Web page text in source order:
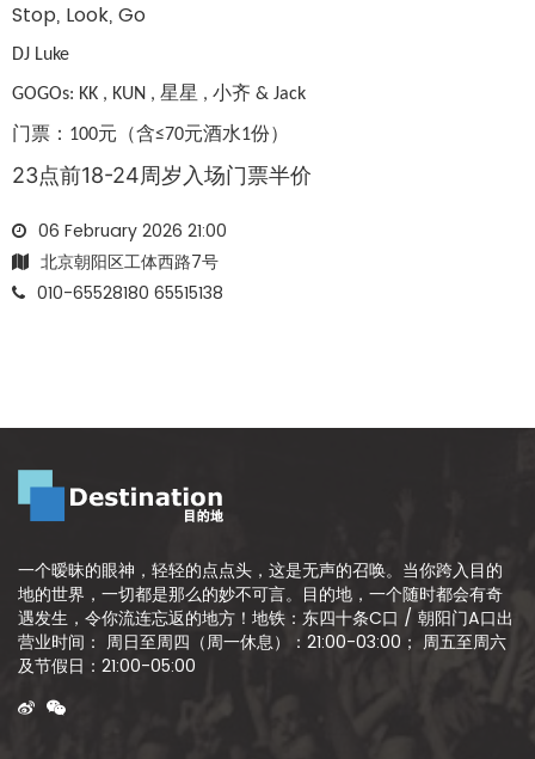
Stop, Look, Go
DJ Luke
GOGOs: KK , KUN , 星星 , 小齐 & Jack
门票： 100元（含≤70元酒水1份）
23点前18-24周岁入场门票半价
06 February 2026 21:00
北京朝阳区工体西路7号
010-65528180 65515138
一个暧昧的眼神，轻轻的点点头，这是无声的召唤。当你跨入目的
地的世界，一切都是那么的妙不可言。目的地，一个随时都会有奇
遇发生，令你流连忘返的地方！地铁：东四十条C口 / 朝阳门A口出
营业时间： 周日至周四（周一休息）：21:00-03:00； 周五至周六
及节假日：21:00-05:00